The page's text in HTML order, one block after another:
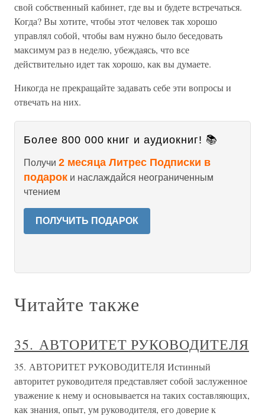
свой собственный кабинет, где вы и будете встречаться.
Когда? Вы хотите, чтобы этот человек так хорошо
управлял собой, чтобы вам нужно было беседовать
максимум раз в неделю, убеждаясь, что все
действительно идет так хорошо, как вы думаете.
Никогда не прекращайте задавать себе эти вопросы и
отвечать на них.
Более 800 000 книг и аудиокниг! 📚
Получи 2 месяца Литрес Подписки в
подарок и наслаждайся неограниченным
чтением
ПОЛУЧИТЬ ПОДАРОК
Читайте также
35. АВТОРИТЕТ РУКОВОДИТЕЛЯ
35. АВТОРИТЕТ РУКОВОДИТЕЛЯ Истинный
авторитет руководителя представляет собой заслуженное
уважение к нему и основывается на таких составляющих,
как знания, опыт, ум руководителя, его доверие к